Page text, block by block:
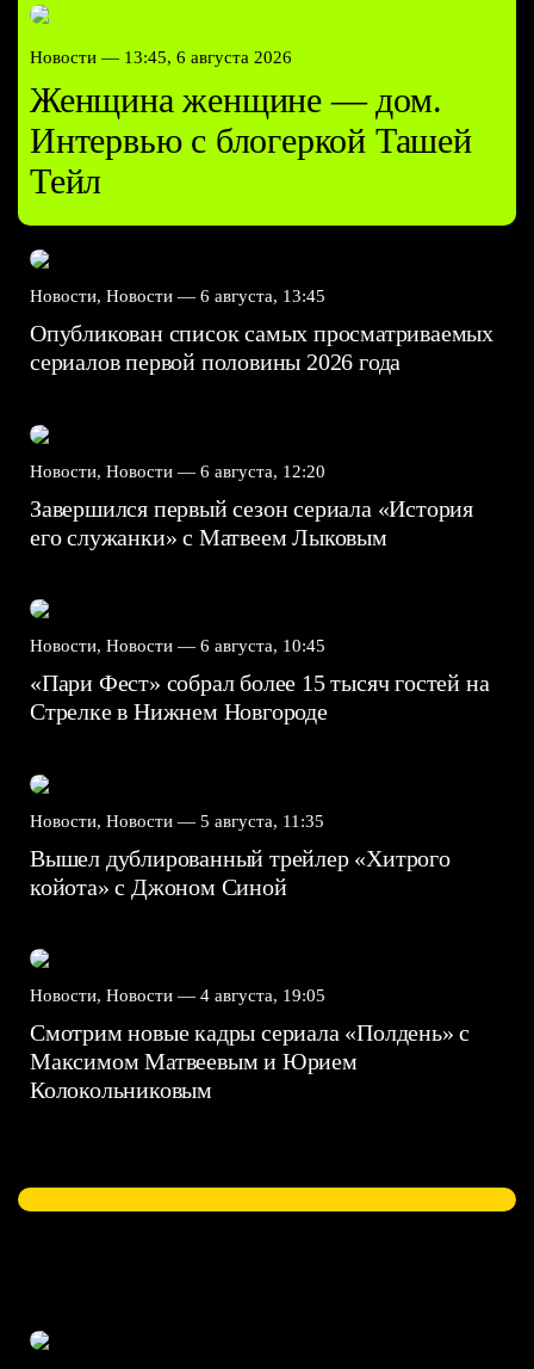
Новости — 13:45, 6 августа 2026
Женщина женщине — дом.
Интервью с блогеркой Ташей
Тейл
Новости, Новости — 6 августа, 13:45
Опубликован список самых просматриваемых
сериалов первой половины 2026 года
Новости, Новости — 6 августа, 12:20
Завершился первый сезон сериала «История
его служанки» с Матвеем Лыковым
Новости, Новости — 6 августа, 10:45
«Пари Фест» собрал более 15 тысяч гостей на
Стрелке в Нижнем Новгороде
Новости, Новости — 5 августа, 11:35
Вышел дублированный трейлер «Хитрого
койота» с Джоном Синой
Новости, Новости — 4 августа, 19:05
Смотрим новые кадры сериала «Полдень» с
Максимом Матвеевым и Юрием
Колокольниковым